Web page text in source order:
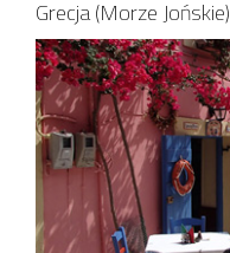
Grecja (Morze Jońskie)